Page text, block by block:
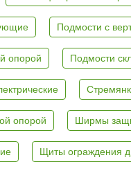
Подмости с
опорой Подмости
опорой Ширмы
Щиты ограждения